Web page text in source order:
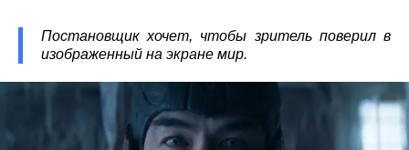
Постановщик хочет, чтобы зритель поверил в
изображенный на экране мир.